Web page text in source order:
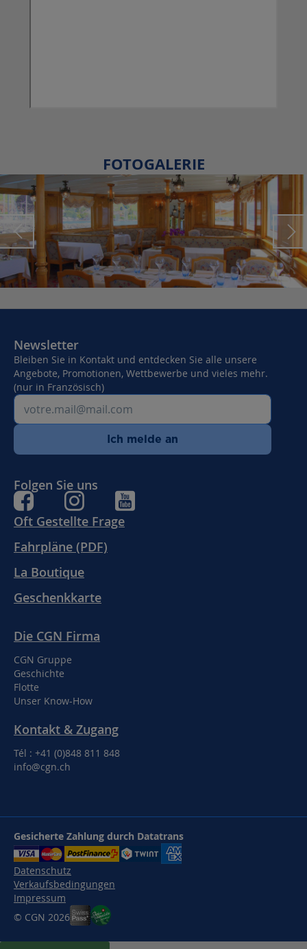
FOTOGALERIE
Oft Gestellte Frage
Fahrpläne (PDF)
La Boutique
Geschenkkarte
Die CGN Firma
CGN Gruppe
Geschichte
Flotte
Unser Know-How
Kontakt & Zugang
Tél : +41 (0)848 811 848
info@cgn.ch
Newsletter
Bleiben Sie in Kontakt und entdecken Sie alle unsere
Angebote, Promotionen, Wettbewerbe und vieles mehr.
(nur in Französisch)
Ich melde an
Folgen Sie uns
Gesicherte Zahlung durch Datatrans
Datenschutz
Verkaufsbedingungen
Impressum
© CGN 2026